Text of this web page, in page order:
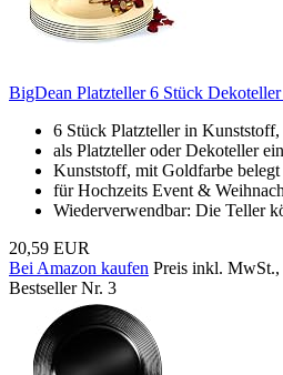
BigDean Platzteller 6 Stück
6 Stück Platzteller in
als Platzteller oder Dekoteller
Kunststoff, mit Goldfarbe belegt
für Hochzeits Event &
Wiederverwendbar: Die Teller
20,59 EUR
Bei Amazon kaufen Preis inkl. MwSt.,
Bestseller Nr. 3